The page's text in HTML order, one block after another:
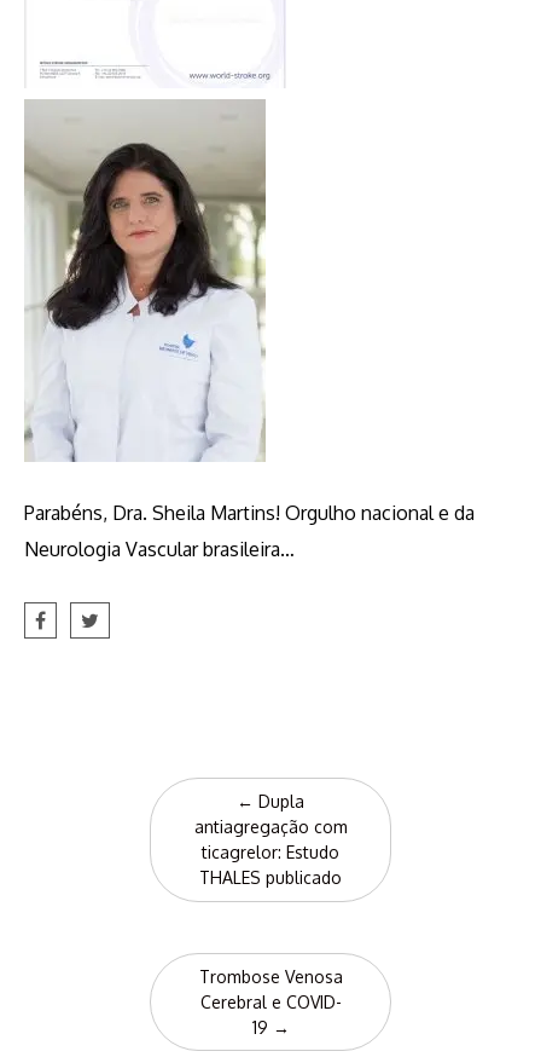
Parabéns, Dra. Sheila Martins! Orgulho nacional e da
Neurologia Vascular brasileira…
navigation
← Dupla
antiagregação com
ticagrelor: Estudo
THALES publicado
Trombose Venosa
Cerebral e COVID-
19 →